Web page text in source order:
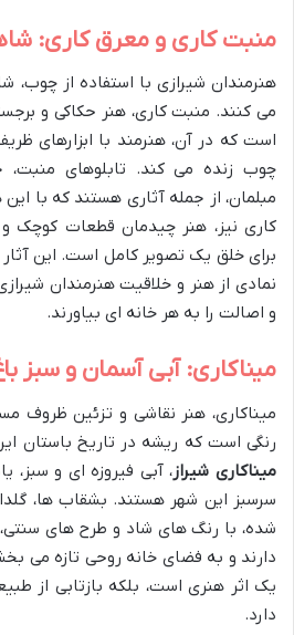
منبت کاری و معرق کاری:
هنرمندان شیرازی با استفاده از چوب،
می کنند. منبت کاری، هنر حکاکی و
است که در آن، هنرمند با ابزارهای
چوب زنده می کند. تابلوهای
مبلمان، از جمله آثاری هستند که با
کاری نیز، هنر چیدمان قطعات کوچک
برای خلق یک تصویر کامل است. این آثار
نمادی از هنر و خلاقیت هنرمندان
و اصالت را به هر خانه ای بیاورند.
میناکاری: آبی آسمان و سبز
میناکاری، هنر نقاشی و تزئین ظروف
رنگی است که ریشه در تاریخ باستان
میناکاری شیراز، آبی فیروزه ای و سبز،
سرسبز این شهر هستند. بشقاب ها،
شده، با رنگ های شاد و طرح های
دارند و به فضای خانه روحی تازه می
یک اثر هنری است، بلکه بازتابی از
دارد.